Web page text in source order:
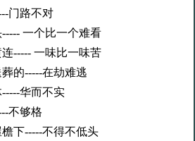
门路不对
一个比一个难看
----- 一味比一味苦
的-----在劫难逃
华而不实
不够格
下-----不得不低头